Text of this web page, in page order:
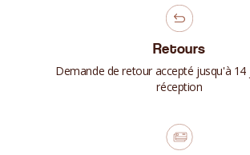
Retours
Demande de retour accepté jusqu'à 14
réception